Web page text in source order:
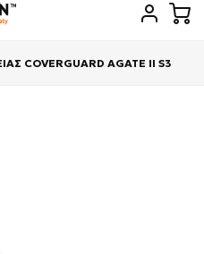
COVERGUARD AGATE II S3